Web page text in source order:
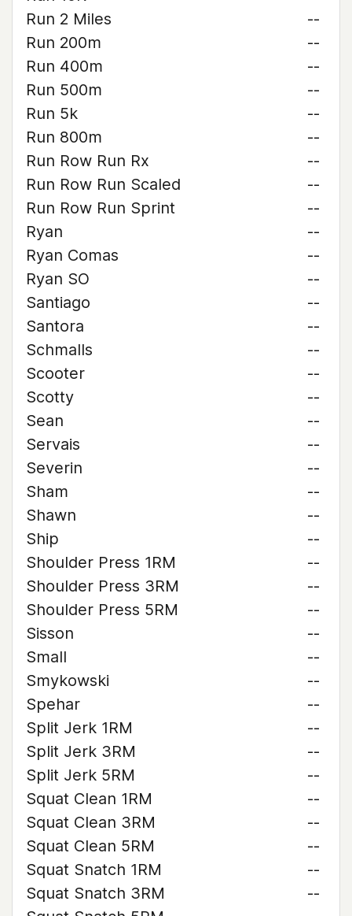
Run 2 Miles
--
Run 200m
--
Run 400m
--
Run 500m
--
Run 5k
--
Run 800m
--
Run Row Run Rx
--
Run Row Run Scaled
--
Run Row Run Sprint
--
Ryan
--
Ryan Comas
--
Ryan SO
--
Santiago
--
Santora
--
Schmalls
--
Scooter
--
Scotty
--
Sean
--
Servais
--
Severin
--
Sham
--
Shawn
--
Ship
--
Shoulder Press 1RM
--
Shoulder Press 3RM
--
Shoulder Press 5RM
--
Sisson
--
Small
--
Smykowski
--
Spehar
--
Split Jerk 1RM
--
Split Jerk 3RM
--
Split Jerk 5RM
--
Squat Clean 1RM
--
Squat Clean 3RM
--
Squat Clean 5RM
--
Squat Snatch 1RM
--
Squat Snatch 3RM
--